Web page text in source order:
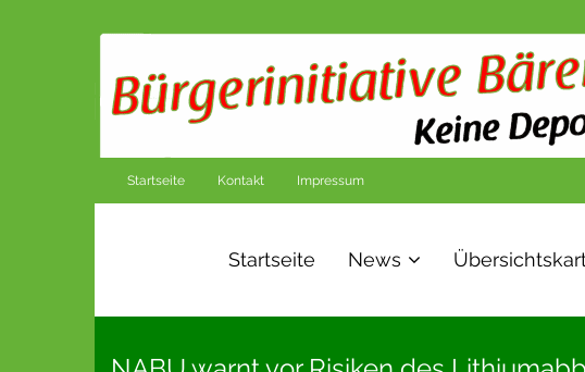
Startseite Kontakt Impressum
Startseite News